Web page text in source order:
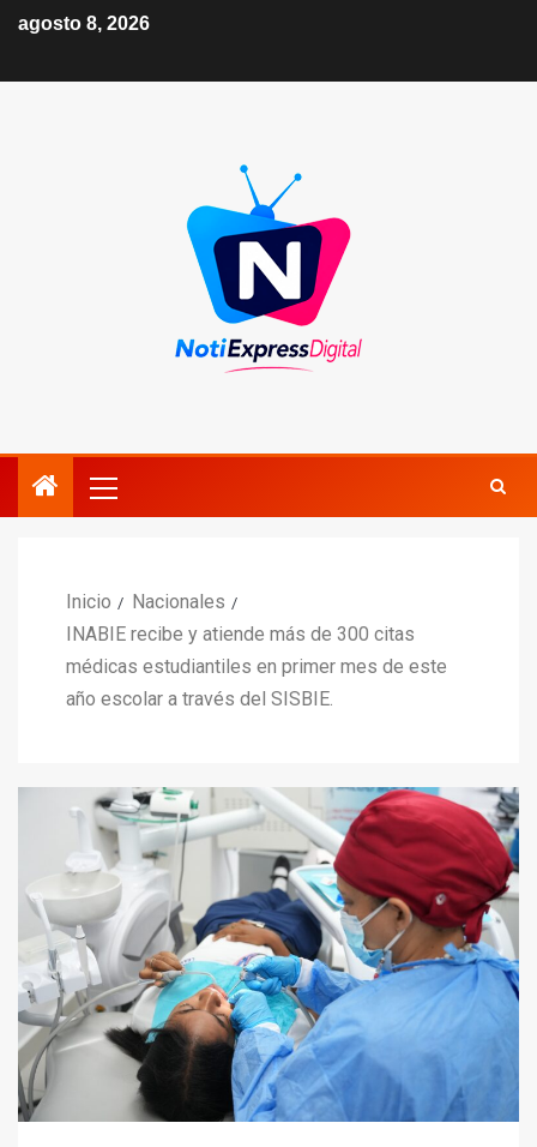
agosto 8, 2026
Inicio
Nacionales
INABIE recibe y atiende más de 300 citas
médicas estudiantiles en primer mes de este
año escolar a través del SISBIE.